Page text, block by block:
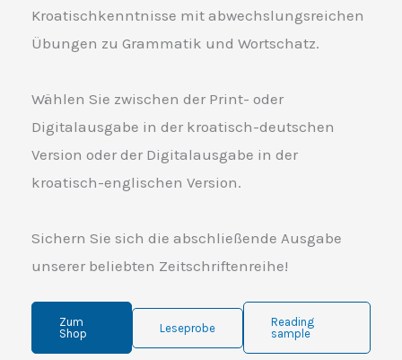
Kroatischkenntnisse mit abwechslungsreichen
Übungen zu Grammatik und Wortschatz.
Wählen Sie zwischen der Print- oder
Digitalausgabe in der kroatisch-deutschen
Version oder der Digitalausgabe in der
kroatisch-englischen Version.
Sichern Sie sich die abschließende Ausgabe
unserer beliebten Zeitschriftenreihe!
Zum
Shop
Leseprobe
Reading
sample